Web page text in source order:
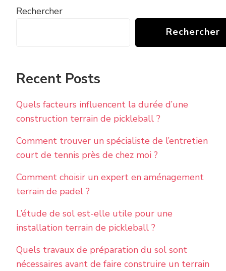
Rechercher
Rechercher
Recent Posts
Quels facteurs influencent la durée d’une
construction terrain de pickleball ?
Comment trouver un spécialiste de l’entretien
court de tennis près de chez moi ?
Comment choisir un expert en aménagement
terrain de padel ?
L’étude de sol est-elle utile pour une
installation terrain de pickleball ?
Quels travaux de préparation du sol sont
nécessaires avant de faire construire un terrain